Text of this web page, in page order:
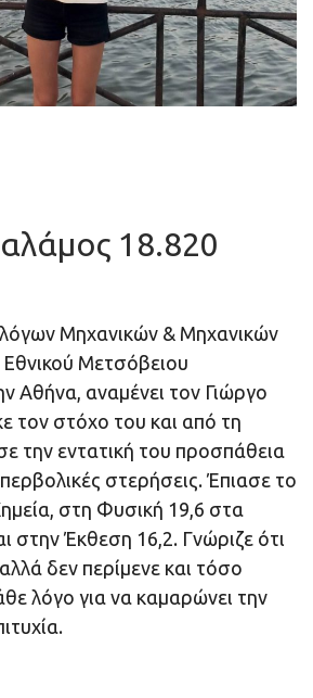
18.820
Μηχανικών & Μηχανικών
Μετσόβειου
Αθήνα, αναμένει τον Γιώργο
τον στόχο του και από τη
την εντατική του προσπάθεια
στερήσεις. Έπιασε το
στη Φυσική 19,6 στα
στην Έκθεση 16,2. Γνώριζε ότι
δεν περίμενε και τόσο
λόγο για να καμαρώνει την